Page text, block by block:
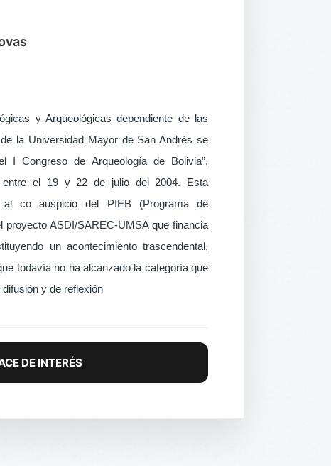
y Arqueológicas dependiente de las
la Universidad Mayor de San Andrés se
I Congreso de Arqueología de Bolivia”,
el 19 y 22 de julio del 2004. Esta
al co auspicio del PIEB (Programa de
proyecto ASDI/SAREC-UMSA que financia
un acontecimiento trascendental,
todavía no ha alcanzado la categoría que
y de reflexión
DE INTERÉS